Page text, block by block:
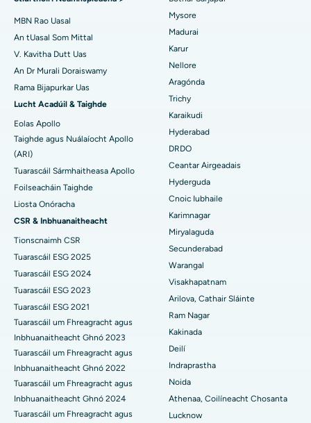
Aimsigh Síceolaí
Aimsigh Máinlia Ginearálta
An tOspidéal is Fearr in Aonad-15, Bhubaneswar
An tOspidéal is Fearr i Seepat Road, Bilaspur
An tOspidéal is Fearr in Ellisbridge, Ahmedabad
An tOspidéal is Fearr i Nua-Deilí
An tOspidéal is Fearr i DRDO, Hyderabad
An tOspidéal is Fearr i GS Road, Guwahati
An tOspidéal is Fearr i Hyderguda, Hyderabad
An tOspidéal is Fearr i Vijay Nagar, Indore
An tOspidéal is Fearr i Suryaraopeta Main Road, Kakinada
An tOspidéal is Fearr i gCanáil Chiorclach Bhóthar, Kolkata
An tOspidéal is Fearr i CBD Belapur, Navi Mumbai
An tOspidéal is Fearr i Panchavati, Nashik
An tOspidéal is Fearr i Secunderabad, Hyderabad
Ospidéal is Fearr i Seshadripuram, Bangalore
An tOspidéal is Fearr i Waltair Main Road, Visakhapatnam
Embolization Artaire útarach
Máinliacht Ailse Cíche
Brachteiripe
colonoscopy
Polypectomy
Spreagadh Deep Brain
Bithóipse Duán
Parathyroidectomy
Máinliacht Cytoreductive
Athsholáthar Glún Iomlán Ceirmeach
ERCP
MBN Rao Uasal
An tUasal Som Mittal
V. Kavitha Dutt Uas
An Dr Murali Doraiswamy
Rama Bijapurkar Uas
Lucht Acadúil & Taighde
Eolas Apollo
Taighde agus Nuálaíocht Apollo
(ARI)
Tuarascáil Sármhaitheasa Apollo
Foilseacháin Taighde
Liosta Onóracha
CSR & Inbhuanaitheacht
Tionscnaimh CSR
Tuarascáil ESG 2025
Tuarascáil ESG 2024
Tuarascáil ESG 2023
Tuarascáil ESG 2021
Tuarascáil um Fhreagracht agus
Inbhuanaitheacht Ghnó 2023
Tuarascáil um Fhreagracht agus
Inbhuanaitheacht Ghnó 2022
Tuarascáil um Fhreagracht agus
Inbhuanaitheacht Ghnó 2024
Tuarascáil um Fhreagracht agus
Mysore
Madurai
Karur
Nellore
Aragónda
Trichy
Karaikudi
Hyderabad
DRDO
Ceantar Airgeadais
Hyderguda
Cnoic Iubhaile
Karimnagar
Miryalaguda
Secunderabad
Warangal
Visakhapatnam
Arilova, Cathair Sláinte
Ram Nagar
Kakinada
Deilí
Indraprastha
Noida
Athenaa, Coilíneacht Chosanta
Lucknow